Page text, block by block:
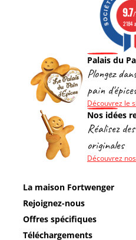
Palais du
Plongez
pain
Découvrez le
9.7/
2184
Nos idées
Réalisez
originales
Découvrez
La maison Fortwenger
Rejoignez-nous
Offres spécifiques
Téléchargements